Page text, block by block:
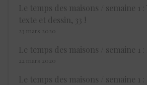
Le temps des maisons / semaine 1
texte et dessin, 33 !
23 mars 2020
Le temps des maisons / semaine 1
22 mars 2020
Le temps des maisons / semaine 1